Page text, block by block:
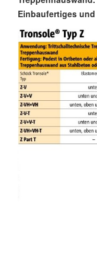
Einbaufertiges